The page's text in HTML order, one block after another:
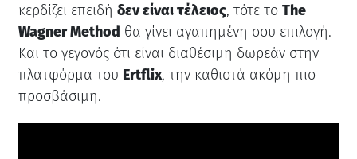
κερδίζει επειδή δεν είναι τέλειος, τότε το The
Wagner Method θα γίνει αγαπημένη σου επιλογή.
Και το γεγονός ότι είναι διαθέσιμη δωρεάν στην
πλατφόρμα του Ertflix, την καθιστά ακόμη πιο
προσβάσιμη.